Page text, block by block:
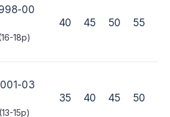
00
18р)
40 45 50 55
03
(13-15р)
35 40 45 50